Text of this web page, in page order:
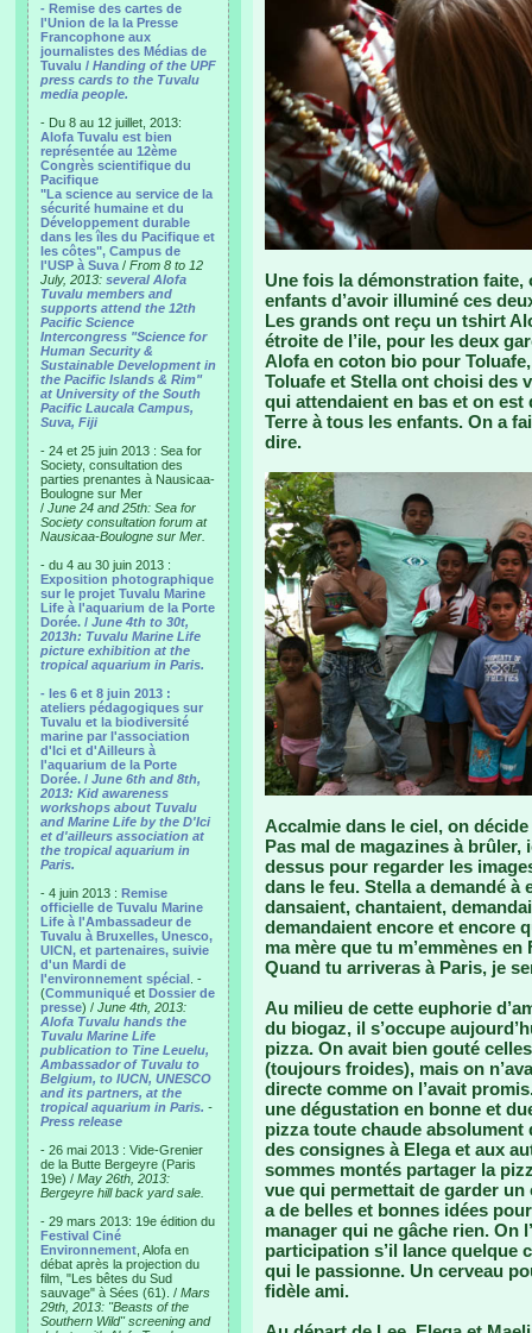
- Remise des cartes de
l'Union de la la Presse
Francophone aux
journalistes des Médias de
Tuvalu / Handing of the UPF
press cards to the Tuvalu
media people.
- Du 8 au 12 juillet, 2013:
Alofa Tuvalu est bien
représentée au 12ème
Congrès scientifique du
Pacifique
"La science au service de la
sécurité humaine et du
Développement durable
dans les îles du Pacifique et
les côtes", Campus de
l'USP à Suva / From 8 to 12
July, 2013: several Alofa
Tuvalu members and
supports attend the 12th
Pacific Science
Intercongress "Science for
Human Security &
Sustainable Development in
the Pacific Islands & Rim"
at University of the South
Pacific Laucala Campus,
Suva, Fiji
- 24 et 25 juin 2013 : Sea for
Society, consultation des
parties prenantes à Nausicaa-
Boulogne sur Mer
/ June 24 and 25th: Sea for
Society consultation forum at
Nausicaa-Boulogne sur Mer.
- du 4 au 30 juin 2013 :
Exposition photographique
sur le projet Tuvalu Marine
Life à l'aquarium de la Porte
Dorée. / June 4th to 30t,
2013h: Tuvalu Marine Life
picture exhibition at the
tropical aquarium in Paris.
- les 6 et 8 juin 2013 :
ateliers pédagogiques sur
Tuvalu et la biodiversité
marine par l'association
d'Ici et d'Ailleurs à
l'aquarium de la Porte
Dorée. / June 6th and 8th,
2013: Kid awareness
workshops about Tuvalu
and Marine Life by the D'Ici
et d'ailleurs association at
the tropical aquarium in
Paris.
- 4 juin 2013 : Remise
officielle de Tuvalu Marine
Life à l'Ambassadeur de
Tuvalu à Bruxelles, Unesco,
UICN, et partenaires, suivie
d'un Mardi de
l'environnement spécial . -
(Communiqué et Dossier de
presse) / June 4th, 2013:
Alofa Tuvalu hands the
Tuvalu Marine Life
publication to Tine Leuelu,
Ambassador of Tuvalu to
Belgium, to IUCN, UNESCO
and its partners, at the
tropical aquarium in Paris. -
Press release
- 26 mai 2013 : Vide-Grenier
de la Butte Bergeyre (Paris
19e) / May 26th, 2013:
Bergeyre hill back yard sale.
- 29 mars 2013: 19e édition du
Festival Ciné
Environnement , Alofa en
débat après la projection du
film, "Les bêtes du Sud
sauvage" à Sées (61). / Mars
29th, 2013: "Beasts of the
Southern Wild" screening and
Une fois la démonstration
enfants d’avoir illuminé ces
Les grands ont reçu un tshirt
étroite de l’ile, pour les deux
Alofa en coton bio pour
Toluafe et Stella ont choisi des
qui attendaient en bas et on
Terre à tous les enfants. On a
dire.
Accalmie dans le ciel, on
Pas mal de magazines à
dessus pour regarder les
dans le feu. Stella a demandé
dansaient, chantaient,
demandaient encore et encore
ma mère que tu m’emmènes
Quand tu arriveras à Paris, je
Au milieu de cette euphorie
du biogaz, il s’occupe
pizza. On avait bien gouté
(toujours froides), mais on
directe comme on l’avait
une dégustation en bonne et
pizza toute chaude absolument
des consignes à Elega et aux
sommes montés partager la
vue qui permettait de garder
a de belles et bonnes idées
manager qui ne gâche rien. On
participation s’il lance quelque
qui le passionne. Un cerveau
fidèle ami.